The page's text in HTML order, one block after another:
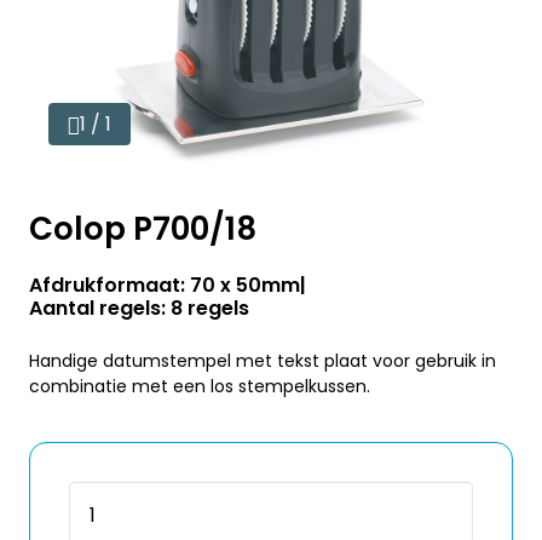
1 / 1
Colop P700/18
Afdrukformaat: 70 x 50mm
Aantal regels: 8 regels
Handige datumstempel met tekst plaat voor gebruik in
combinatie met een los stempelkussen.